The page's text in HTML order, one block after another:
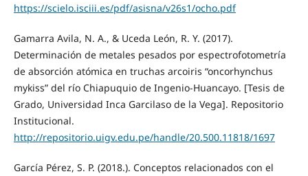
https://scielo.isciii.es/pdf/asisna/v26s1/ocho.pdf
Gamarra Avila, N. A., & Uceda León, R. Y. (2017).
Determinación de metales pesados por espectrofotometría
de absorción atómica en truchas arcoiris “oncorhynchus
mykiss” del río Chiapuquio de Ingenio-Huancayo. [Tesis de
Grado, Universidad Inca Garcilaso de la Vega]. Repositorio
Institucional.
http://repositorio.uigv.edu.pe/handle/20.500.11818/1697
García Pérez, S. P. (2018.). Conceptos relacionados con el